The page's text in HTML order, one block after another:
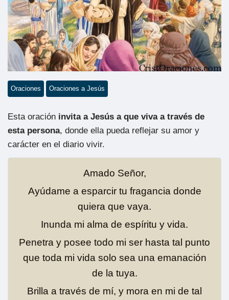
Oraciones Oraciones a Jesús
Esta oración invita a Jesús a que viva a través de
esta persona, donde ella pueda reflejar su amor y
carácter en el diario vivir.
Amado Señor,
Ayúdame a esparcir tu fragancia donde
quiera que vaya.
Inunda mi alma de espíritu y vida.
Penetra y posee todo mi ser hasta tal punto
que toda mi vida solo sea una emanación
de la tuya.
Brilla a través de mí, y mora en mi de tal